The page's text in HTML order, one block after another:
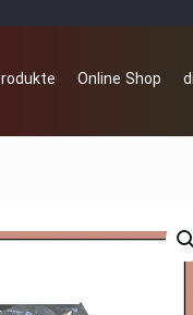
Online Shop